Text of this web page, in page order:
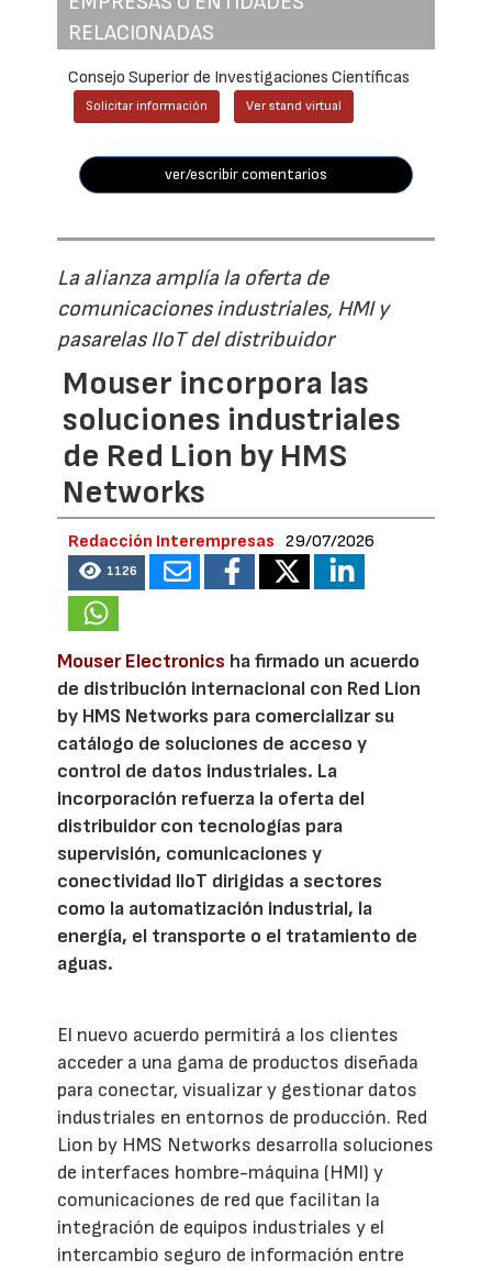
RELACIONADAS
Consejo Superior de Investigaciones Científicas
Solicitar información Ver stand virtual
ver/escribir comentarios
La alianza amplía la oferta de
comunicaciones industriales, HMI y
pasarelas IIoT del distribuidor
Mouser incorpora las
soluciones industriales
de Red Lion by HMS
Networks
Redacción Interempresas 29/07/2026
1126
Mouser Electronics ha firmado un acuerdo
de distribución internacional con Red Lion
by HMS Networks para comercializar su
catálogo de soluciones de acceso y
control de datos industriales. La
incorporación refuerza la oferta del
distribuidor con tecnologías para
supervisión, comunicaciones y
conectividad IIoT dirigidas a sectores
como la automatización industrial, la
energía, el transporte o el tratamiento de
aguas.
El nuevo acuerdo permitirá a los clientes
acceder a una gama de productos diseñada
para conectar, visualizar y gestionar datos
industriales en entornos de producción. Red
Lion by HMS Networks desarrolla soluciones
de interfaces hombre-máquina (HMI) y
comunicaciones de red que facilitan la
integración de equipos industriales y el
intercambio seguro de información entre